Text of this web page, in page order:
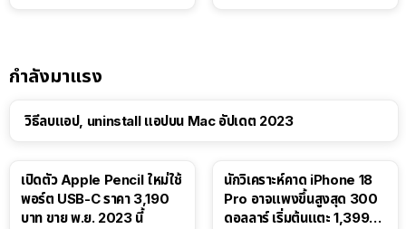
กำลังมาแรง
วิธีลบแอป, uninstall แอปบน Mac อัปเดต 2023
เปิดตัว Apple Pencil ใหม่ใช้
พอร์ต USB-C ราคา 3,190
บาท ขาย พ.ย. 2023 นี้
นักวิเคราะห์คาด iPhone 18
Pro อาจแพงขึ้นสูงสุด 300
ดอลลาร์ เริ่มต้นแตะ 1,399